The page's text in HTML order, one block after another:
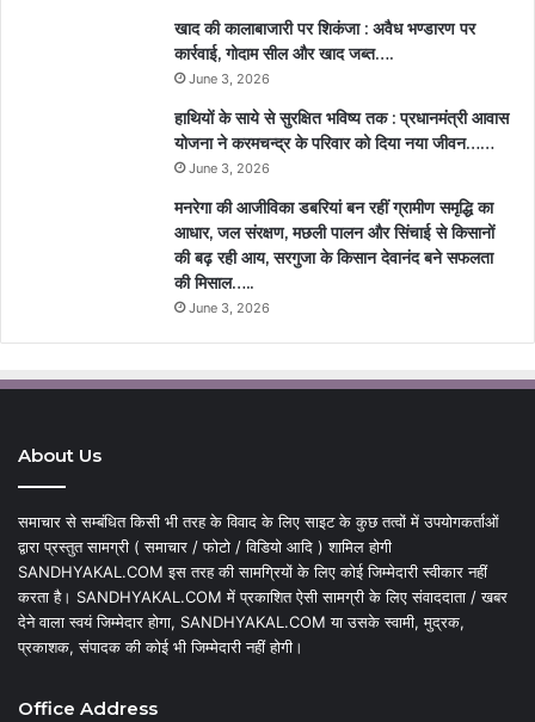
खाद की कालाबाजारी पर शिकंजा : अवैध भण्डारण पर
कार्रवाई, गोदाम सील और खाद जब्त….
June 3, 2026
हाथियों के साये से सुरक्षित भविष्य तक : प्रधानमंत्री आवास
योजना ने करमचन्द्र के परिवार को दिया नया जीवन……
June 3, 2026
मनरेगा की आजीविका डबरियां बन रहीं ग्रामीण समृद्धि का
आधार, जल संरक्षण, मछली पालन और सिंचाई से किसानों
की बढ़ रही आय, सरगुजा के किसान देवानंद बने सफलता
की मिसाल…..
June 3, 2026
About Us
समाचार से सम्बंधित किसी भी तरह के विवाद के लिए साइट के कुछ तत्वों में उपयोगकर्ताओं
द्वारा प्रस्तुत सामग्री ( समाचार / फोटो / विडियो आदि ) शामिल होगी
SANDHYAKAL.COM इस तरह की सामग्रियों के लिए कोई जिम्मेदारी स्वीकार नहीं
करता है। SANDHYAKAL.COM में प्रकाशित ऐसी सामग्री के लिए संवाददाता / खबर
देने वाला स्वयं जिम्मेदार होगा, SANDHYAKAL.COM या उसके स्वामी, मुद्रक,
प्रकाशक, संपादक की कोई भी जिम्मेदारी नहीं होगी।
Office Address